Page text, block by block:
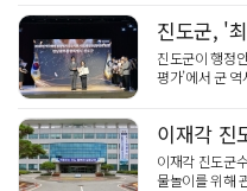
진도군이 행정
평가’에서 군
이재각 진도군
물놀이를 위해